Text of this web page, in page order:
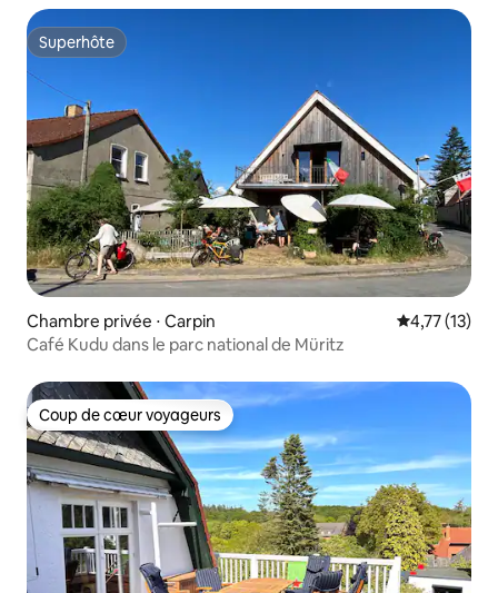
Superhôte
Superhôte
Chambre privée ⋅ Carpin Évaluation
4,77 (13)
Café Kudu dans le parc national de Müritz
Coup de cœur voyageurs
Coup de cœur voyageurs